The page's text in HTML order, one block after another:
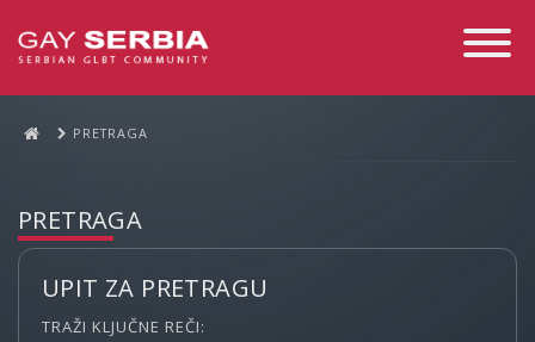
Toggle
PRETRAGA
PRETRAGA
UPIT ZA PRETRAGU
TRAŽI KLJUČNE REČI: